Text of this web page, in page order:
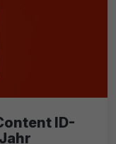
ID-